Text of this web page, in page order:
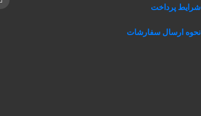
شرایط پرداخت
نحوه ارسال سفارشات